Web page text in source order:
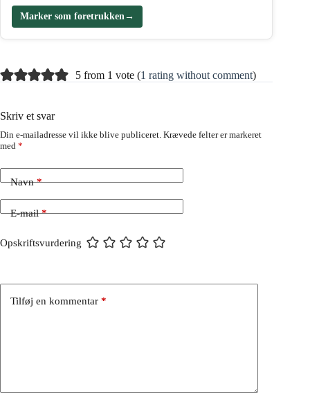
Marker som foretrukken→
5 from 1 vote (1 rating without comment)
Skriv et svar
Din e-mailadresse vil ikke blive publiceret. Krævede felter er markeret
med *
Navn*
E-mail*
Opskriftsvurdering
Tilføj en kommentar *